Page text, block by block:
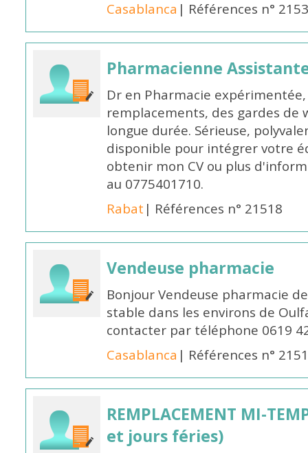
Casablanca | Références n°
Pharmacienne
Dr en Pharmacie
remplacements, des gardes de
longue durée. Sérieuse,
disponible pour intégrer votre
obtenir mon CV ou plus
au 0775401710.
Rabat | Références n° 21518
Vendeuse pharmacie
Bonjour Vendeuse pharmacie
stable dans les environs de
contacter par téléphone 0619
Casablanca | Références n°
REMPLACEMENT MI-
et jours féries)